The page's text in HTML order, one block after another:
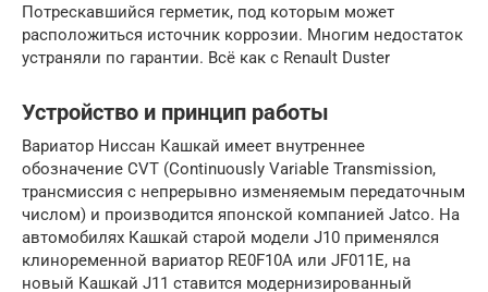
Потрескавшийся герметик, под которым может
расположиться источник коррозии. Многим недостаток
устраняли по гарантии. Всё как с Renault Duster
Устройство и принцип работы
Вариатор Ниссан Кашкай имеет внутреннее
обозначение CVT (Continuously Variable Transmission,
трансмиссия с непрерывно изменяемым передаточным
числом) и производится японской компанией Jatco. На
автомобилях Кашкай старой модели J10 применялся
клиноременной вариатор RE0F10A или JF011E, на
новый Кашкай J11 ставится модернизированный